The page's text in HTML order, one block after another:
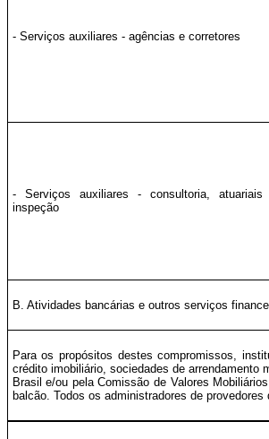
- Serviços auxiliares - agências e corretores
- Serviços auxiliares - consultoria,
inspeção
B. Atividades bancárias e outros serviços
Para os propósitos destes compromissos,
crédito imobiliário, sociedades de arrendamento
Brasil e/ou pela Comissão de Valores
balcão. Todos os administradores de